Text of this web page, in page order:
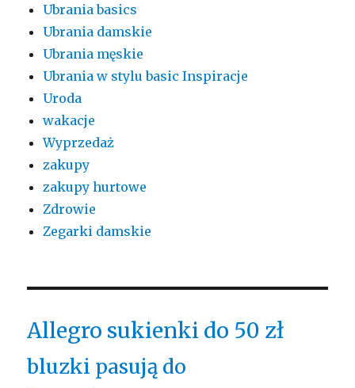
Ubrania basics
Ubrania damskie
Ubrania męskie
Ubrania w stylu basic Inspiracje
Uroda
wakacje
Wyprzedaż
zakupy
zakupy hurtowe
Zdrowie
Zegarki damskie
Allegro sukienki do 50 zł
bluzki pasują do